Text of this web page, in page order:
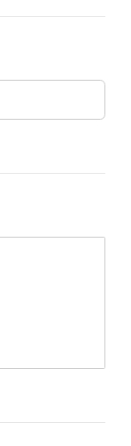
範囲を超
とはありま
の通知
ビスへの
の配信